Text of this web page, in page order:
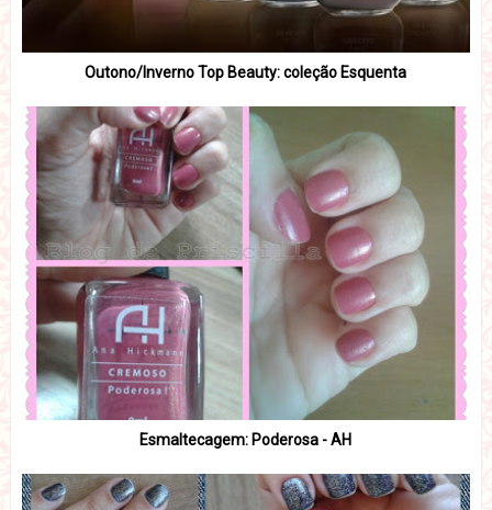
Outono/Inverno Top Beauty: coleção Esquenta
Esmaltecagem: Poderosa - AH